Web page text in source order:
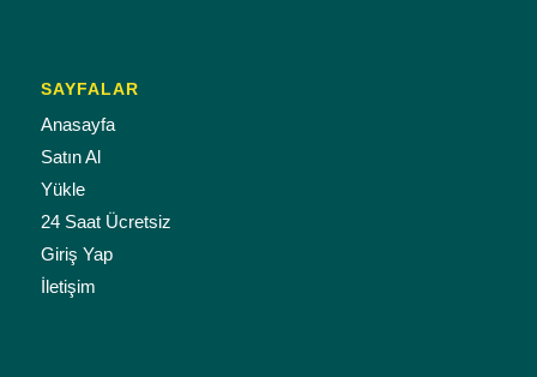
SAYFALAR
Anasayfa
Satın Al
Yükle
24 Saat Ücretsiz
Giriş Yap
İletişim